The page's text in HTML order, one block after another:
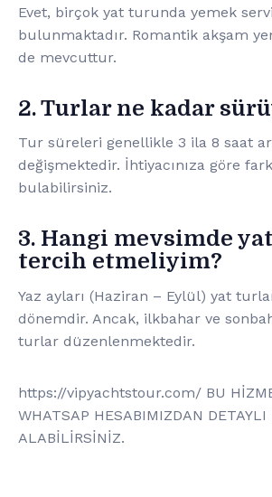
Evet, birçok yat turunda yemek
bulunmaktadır. Romantik akşam
de mevcuttur.
2. Turlar ne kadar
Tur süreleri genellikle 3 ila 8 saat
değişmektedir. İhtiyacınıza göre
bulabilirsiniz.
3. Hangi mevsimde
tercih etmeliyim?
Yaz ayları (Haziran – Eylül) yat
dönemdir. Ancak, ilkbahar ve
turlar düzenlenmektedir.
https://vipyachtstour.com/ BU
WHATSAP HESABIMIZDAN DETAYLI
ALABİLİRSİNİZ.